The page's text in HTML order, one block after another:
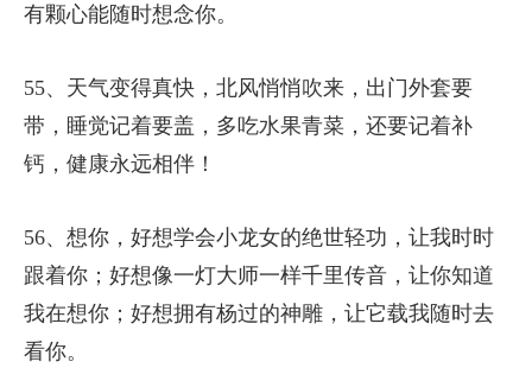
有颗心能随时想念你。
55、天气变得真快，北风悄悄吹来，出门外套要
带，睡觉记着要盖，多吃水果青菜，还要记着补
钙，健康永远相伴！
56、想你，好想学会小龙女的绝世轻功，让我时时
跟着你；好想像一灯大师一样千里传音，让你知道
我在想你；好想拥有杨过的神雕，让它载我随时去
看你。